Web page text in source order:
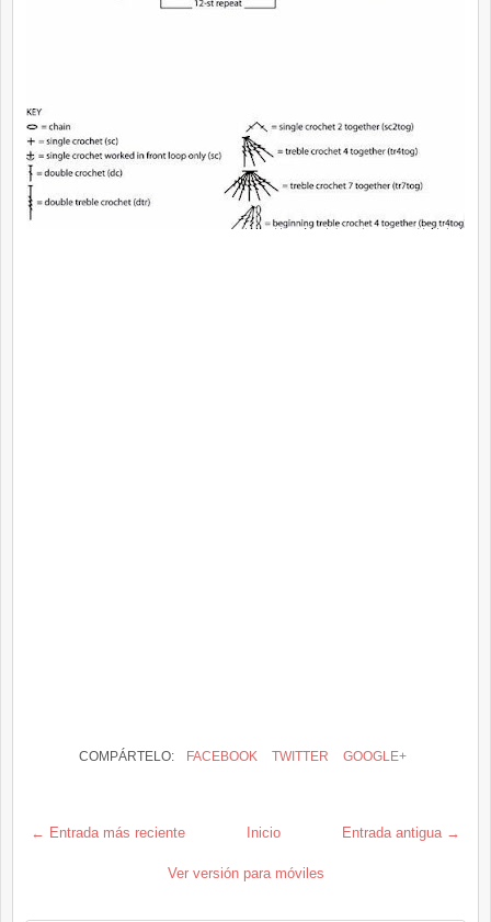
COMPÁRTELO: FACEBOOK TWITTER GOOGLE+
← Entrada más reciente Entrada antigua →
Inicio
Ver versión para móviles